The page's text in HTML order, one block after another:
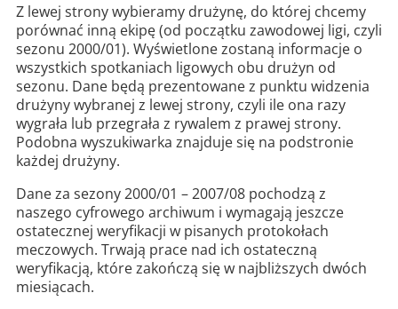
Z lewej strony wybieramy drużynę, do której chcemy
porównać inną ekipę (od początku zawodowej ligi, czyli
sezonu 2000/01). Wyświetlone zostaną informacje o
wszystkich spotkaniach ligowych obu drużyn od
sezonu. Dane będą prezentowane z punktu widzenia
drużyny wybranej z lewej strony, czyli ile ona razy
wygrała lub przegrała z rywalem z prawej strony.
Podobna wyszukiwarka znajduje się na podstronie
każdej drużyny.
Dane za sezony 2000/01 – 2007/08 pochodzą z
naszego cyfrowego archiwum i wymagają jeszcze
ostatecznej weryfikacji w pisanych protokołach
meczowych. Trwają prace nad ich ostateczną
weryfikacją, które zakończą się w najbliższych dwóch
miesiącach.